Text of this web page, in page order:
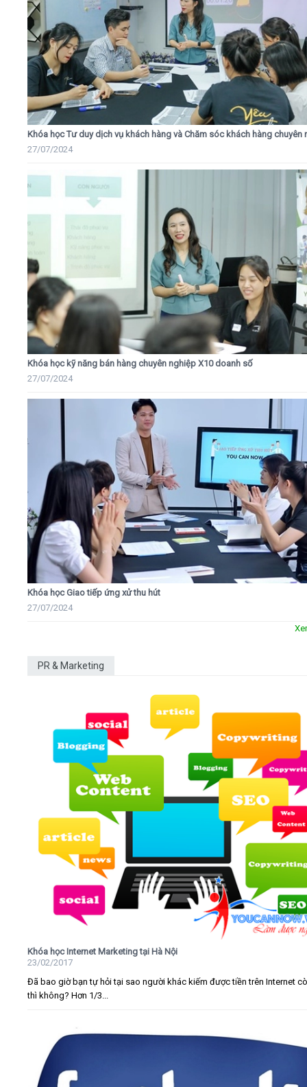
Khóa học Tư duy dịch vụ khách hàng và Chăm sóc khách hàng chuyên
27/07/2024
Khóa học kỹ năng bán hàng chuyên nghiệp X10 doanh số
27/07/2024
Khóa học Giao tiếp ứng xử thu hút
27/07/2024
PR & Marketing
Khóa học Internet Marketing tại Hà Nội
23/02/2017
Đã bao giờ bạn tự hỏi tại sao người khác kiếm được tiền trên Internet
thì không? Hơn 1/3...